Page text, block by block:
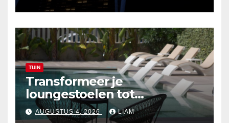
TUIN
Transformeer je
loungestoelen tot
zonvriendelijke zitplekken
AUGUSTUS 4, 2026 LIAM